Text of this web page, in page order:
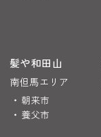
髪や和田山
南但馬エリア
朝来市
養父市